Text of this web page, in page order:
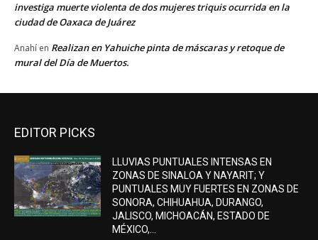
investiga muerte violenta de dos mujeres triquis ocurrida en la
ciudad de Oaxaca de Juárez
Anahí en Realizan en Yahuiche pinta de máscaras y retoque de
mural del Día de Muertos.
EDITOR PICKS
LLUVIAS PUNTUALES INTENSAS EN
ZONAS DE SINALOA Y NAYARIT; Y
PUNTUALES MUY FUERTES EN ZONAS DE
SONORA, CHIHUAHUA, DURANGO,
JALISCO, MICHOACÁN, ESTADO DE
MÉXICO,...